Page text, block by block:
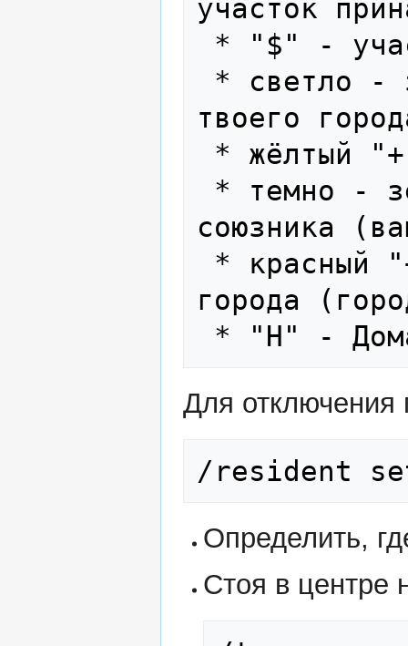
участок
твоего
союзника
города
Для отключения
/resident
Определить,
Стоя в центре